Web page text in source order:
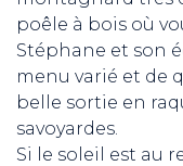
poêle à bois où
Stéphane et son
menu varié et de
belle sortie en
savoyardes.
Si le soleil est au